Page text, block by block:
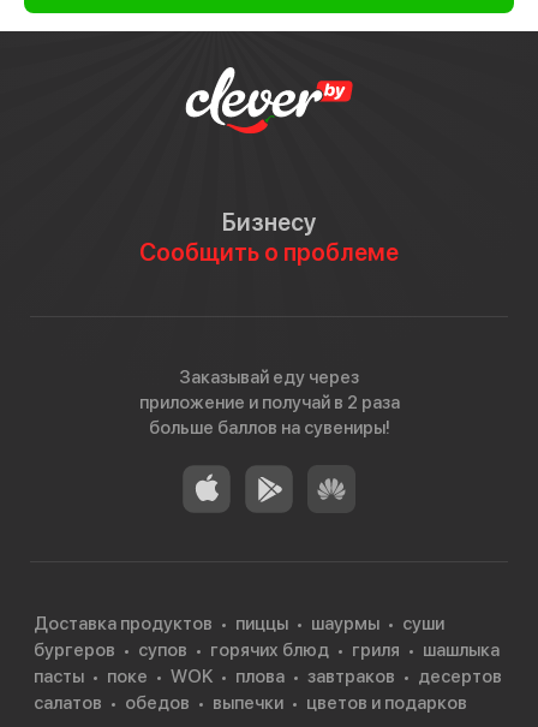
Бизнесу
Сообщить о проблеме
Заказывай еду через
приложение и получай в 2 раза
больше баллов на сувениры!
Доставка продуктов пиццы шаурмы
суши
бургеров
супов горячих блюд гриля
шашлыка
пасты
поке WOK плова завтраков
десертов
салатов
обедов выпечки цветов и подарков